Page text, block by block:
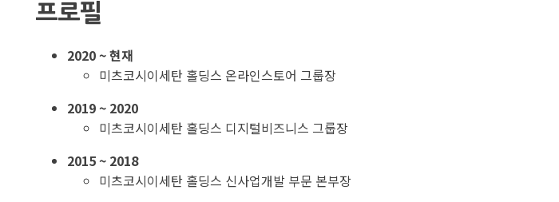
프로필
2020 ~ 현재
미츠코시이세탄 홀딩스 온라인스토어 그룹장
2019 ~ 2020
미츠코시이세탄 홀딩스 디지털비즈니스 그룹장
2015 ~ 2018
미츠코시이세탄 홀딩스 신사업개발 부문 본부장